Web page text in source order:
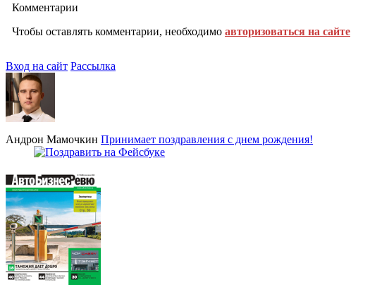
Комментарии
Чтобы оставлять комментарии, необходимо авторизоваться на сайте
Вход на сайт Рассылка
Андрон Мамочкин Принимает поздравления с днем рождения!